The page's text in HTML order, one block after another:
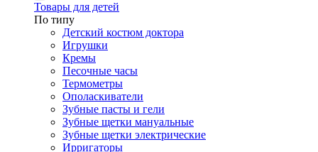
Товары для детей
По типу
Детский костюм доктора
Игрушки
Кремы
Песочные часы
Термометры
Ополаскиватели
Зубные пасты и гели
Зубные щетки мануальные
Зубные щетки электрические
Ирригаторы